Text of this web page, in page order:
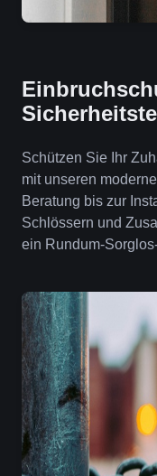
Schützen Sie Ihr
mit unseren
Beratung bis zur
Schlössern und
ein Rundum-